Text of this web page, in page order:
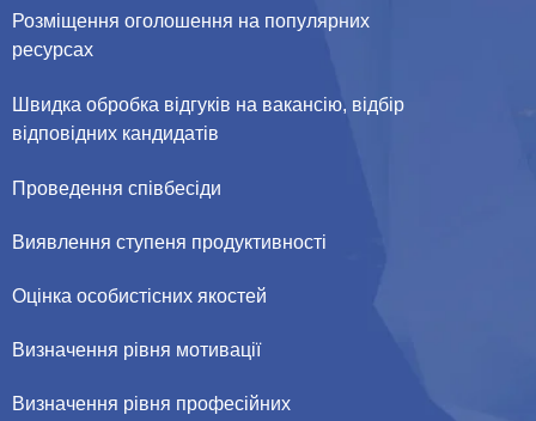
Розміщення оголошення на популярних
ресурсах
Швидка обробка відгуків на вакансію, відбір
відповідних кандидатів
Проведення співбесіди
Виявлення ступеня продуктивності
Оцінка особистісних якостей
Визначення рівня мотивації
Визначення рівня професійних